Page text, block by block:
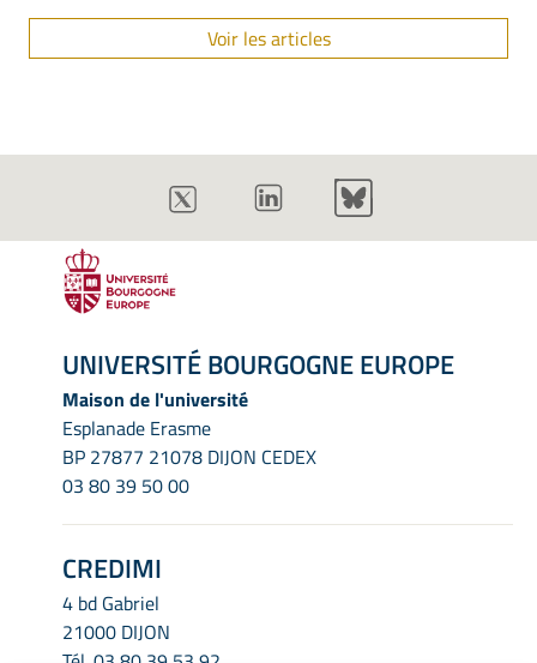
Voir les articles
UNIVERSITÉ BOURGOGNE EUROPE
Maison de l'université
Esplanade Erasme
BP 27877 21078 DIJON CEDEX
03 80 39 50 00
CREDIMI
4 bd Gabriel
21000 DIJON